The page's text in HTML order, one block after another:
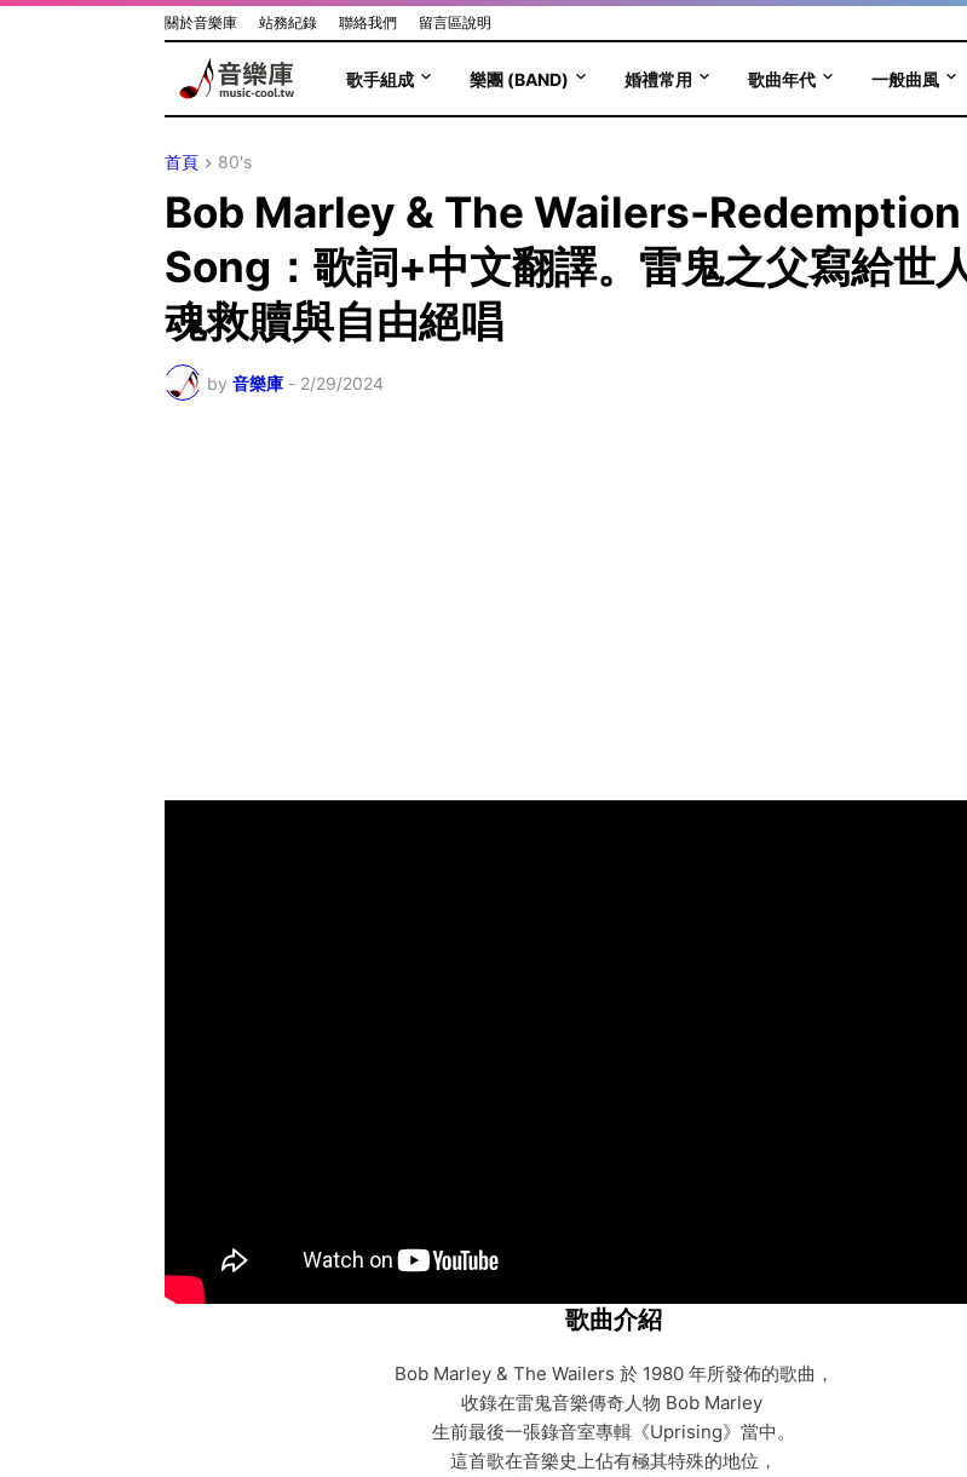
關於音樂庫 站務紀錄 聯絡我們 留言區說明
歌手組成 樂團 (BAND) 婚禮常用 歌曲年代 一般曲風
首頁 80's
Bob Marley & The Wailers-Redemption
Song：歌詞+中文翻譯。雷鬼之父寫給世
魂救贖與自由絕唱
by 音樂庫 - 2/29/2024
歌曲介紹
Bob Marley & The Wailers 於 1980 年所發佈的歌曲，
收錄在雷鬼音樂傳奇人物 Bob Marley
生前最後一張錄音室專輯《Uprising》當中。
這首歌在音樂史上佔有極其特殊的地位，